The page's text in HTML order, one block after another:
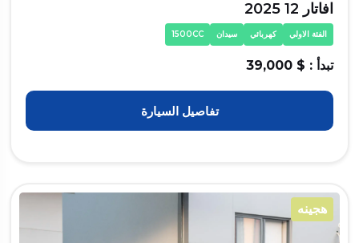
افاتار 12 2025
الفئة الاولي كهربائي سيدان 1500CC
تبدأ : $ 39,000
تفاصيل السيارة
هجينه